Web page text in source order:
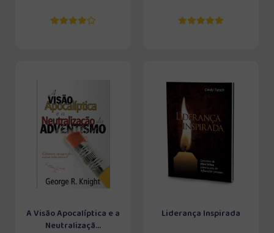
A Visão Apocalíptica e a
Neutralizaçã...
Liderança Inspirada